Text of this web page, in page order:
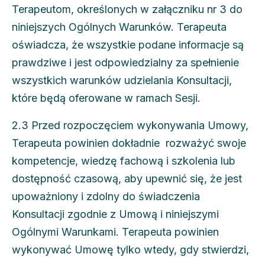
Terapeutom, określonych w załączniku nr 3 do
niniejszych Ogólnych Warunków. Terapeuta
oświadcza, że wszystkie podane informacje są
prawdziwe i jest odpowiedzialny za spełnienie
wszystkich warunków udzielania Konsultacji,
które będą oferowane w ramach Sesji.
2.3 Przed rozpoczęciem wykonywania Umowy,
Terapeuta powinien dokładnie rozważyć swoje
kompetencje, wiedzę fachową i szkolenia lub
dostępność czasową, aby upewnić się, że jest
upoważniony i zdolny do świadczenia
Konsultacji zgodnie z Umową i niniejszymi
Ogólnymi Warunkami. Terapeuta powinien
wykonywać Umowę tylko wtedy, gdy stwierdzi,